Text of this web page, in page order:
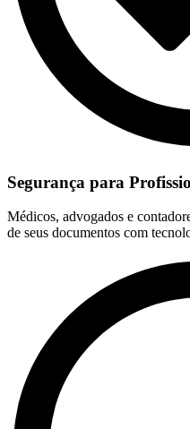
Segurança para
Médicos, advogados e
de seus documentos com